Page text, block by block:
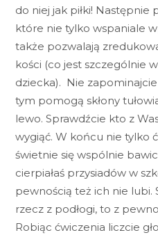
do niej jak piłki! Następnie
które nie tylko wspaniale
także pozwalają
kości (co jest szczególnie
dziecka). Nie zapominajcie
tym pomogą skłony
lewo. Sprawdźcie kto z
wygiąć. W końcu nie tylko
świetnie się wspólnie
cierpiałaś przysiadów w
pewnością też ich nie lubi.
rzecz z podłogi, to z
Robiąc ćwiczenia liczcie